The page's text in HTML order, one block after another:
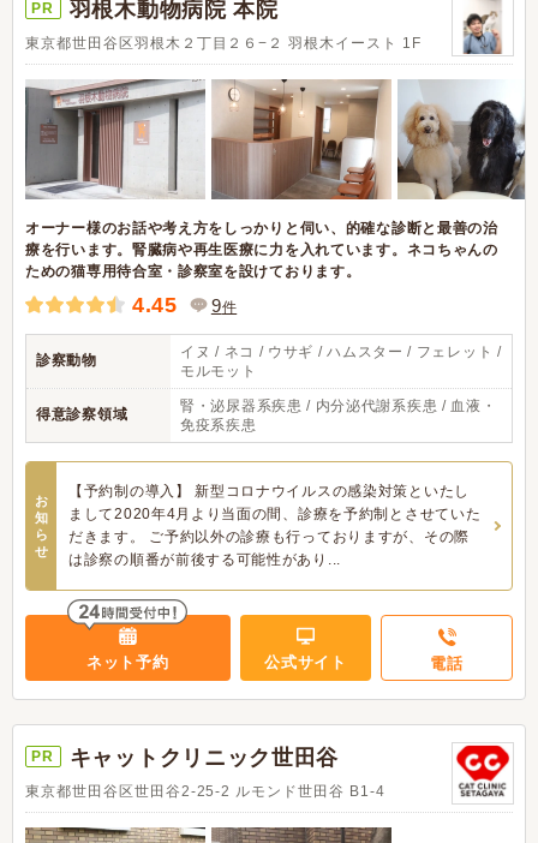
PR 羽根木動物病院 本院
東京都世田谷区羽根木２丁目２６−２ 羽根木イースト 1F
オーナー様のお話や考え方をしっかりと伺い、的確な診断と最善の治
療を行います。腎臓病や再生医療に力を入れています。ネコちゃんの
ための猫専用待合室・診察室を設けております。
4.45 9件
診察動物
イヌ / ネコ / ウサギ / ハムスター / フェレット /
モルモット
得意診察領域
腎・泌尿器系疾患 / 内分泌代謝系疾患 / 血液・
免疫系疾患
お
知
ら
せ
【予約制の導入】 新型コロナウイルスの感染対策といたし
まして2020年4月より当面の間、診療を予約制とさせていた
だきます。 ご予約以外の診療も行っておりますが、その際
は診察の順番が前後する可能性があり...
ネット予約 公式サイト 電話
PR キャットクリニック世田谷
東京都世田谷区世田谷2-25-2 ルモンド世田谷 B1-4